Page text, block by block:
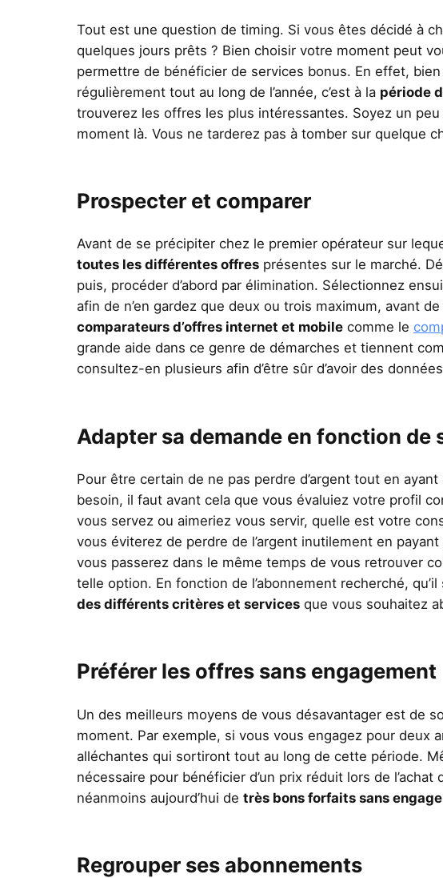
Tout est une question de timing. Si vous êtes décidé à
quelques jours prêts ? Bien choisir votre moment peut
permettre de bénéficier de services bonus. En effet,
régulièrement tout au long de l’année, c’est à la période
trouverez les offres les plus intéressantes. Soyez un
moment là. Vous ne tarderez pas à tomber sur quelque
Prospecter et comparer
Avant de se précipiter chez le premier opérateur sur
toutes les différentes offres présentes sur le marché.
puis, procéder d’abord par élimination. Sélectionnez
afin de n’en gardez que deux ou trois maximum, avant
comparateurs d’offres internet et mobile comme le
grande aide dans ce genre de démarches et tiennent
consultez-en plusieurs afin d’être sûr d’avoir des
Adapter sa demande en fonction de
Pour être certain de ne pas perdre d’argent tout en
besoin, il faut avant cela que vous évaluiez votre profil
vous servez ou aimeriez vous servir, quelle est votre
vous éviterez de perdre de l’argent inutilement en
vous passerez dans le même temps de vous retrouver
telle option. En fonction de l’abonnement recherché,
des différents critères et services que vous souhaitez
Préférer les offres sans engagement
Un des meilleurs moyens de vous désavantager est de
moment. Par exemple, si vous vous engagez pour deux
alléchantes qui sortiront tout au long de cette période.
nécessaire pour bénéficier d’un prix réduit lors de
néanmoins aujourd’hui de très bons forfaits sans
Regrouper ses abonnements